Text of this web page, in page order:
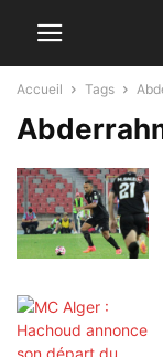
Accueil Tags